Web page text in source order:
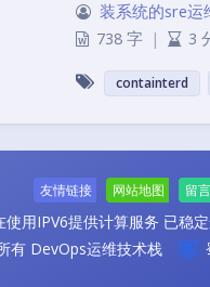
装系统的sre运
738 字 | 3
containterd
友情链接 网站地图 留
使用IPV6提供计算服务 已稳
有 DevOps运维技术栈